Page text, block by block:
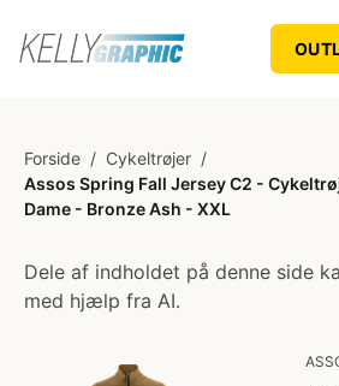
Forside / Cykeltrøjer /
Assos Spring Fall Jersey C2 -
Dame - Bronze Ash - XXL
Dele af indholdet på denne side
med hjælp fra AI.